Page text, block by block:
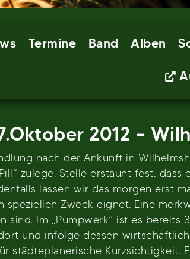
Termine Band Alben
2012 –
nach der Ankunft in
zulege. Stelle erstaunt fest,
lassen wir das morgen erst
speziellen Zweck eignet. Eine
sind. Im „Pumpwerk“ ist es
und infolge dessen
städteplanerische Kurzsichtigkeit.